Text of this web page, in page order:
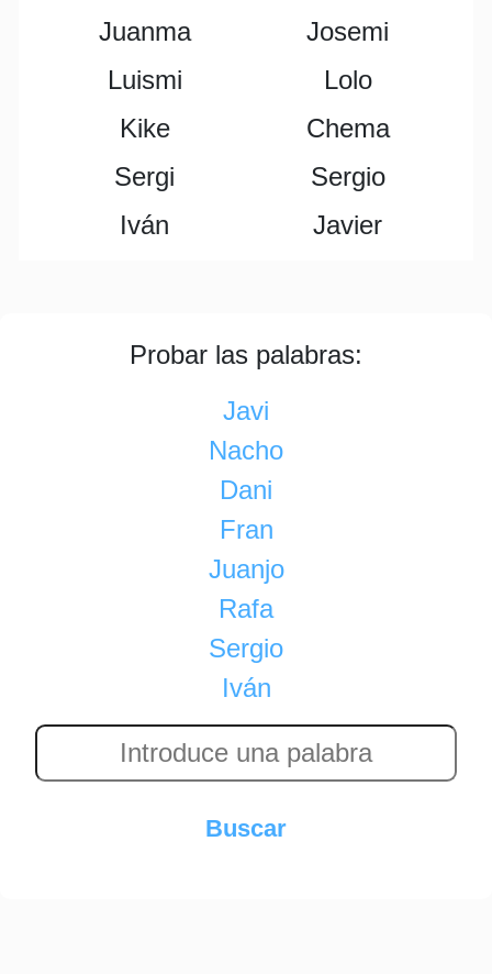
Juanma
Josemi
Luismi
Lolo
Kike
Chema
Sergi
Sergio
Iván
Javier
Probar las palabras:
Javi
Nacho
Dani
Fran
Juanjo
Rafa
Sergio
Iván